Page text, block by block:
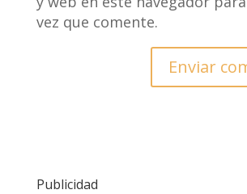
vez que comente.
Publicidad